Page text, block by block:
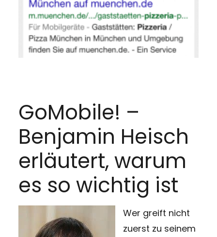
GoMobile! –
Benjamin Heisch
erläutert, warum
es so wichtig ist
Wer greift nicht
zuerst zu seinem